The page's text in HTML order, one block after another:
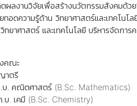
ผลงานวิจัยเพื่อสร้างนวัตกรรมสังคมด้
ยทอดความรู้ด้าน วิทยาศาสตร์และเท
วิทยาศาสตร์ และเทคโนโลยี บริหารจัด
คณะ
ตรี
สตร์ (B.Sc. Mathematics)
Chemistry)